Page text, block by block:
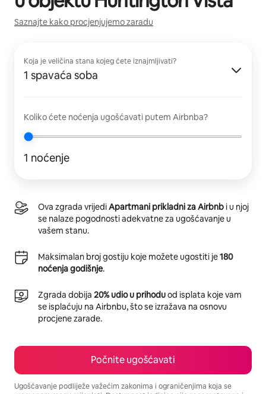
Saznajte kako procjenjujemo zaradu
Koja je veličina stana kojeg ćete iznajmljivati?
1 spavaća soba
Koliko ćete noćenja ugošćavati putem Airbnba?
1 noćenje
Ova zgrada vrijediApartmani prikladni za Airbnb i u njoj
se nalaze pogodnosti adekvatne za ugošćavanje u
vašem stanu.
Maksimalan broj gostiju koje možete ugostiti je180
noćenja godišnje.
Zgrada dobija 20% udio u prihoduod isplata koje vam
se isplaćuju na Airbnbu, što se izražava na osnovu
procjene zarade.
Počnite ugošćavati
Ugošćavanje podliježe važećim zakonima i ograničenjima koja se